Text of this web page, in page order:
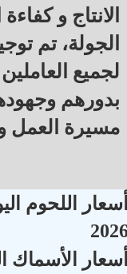
الانتاج و
الجولة، تم
لجميع
بدورهم
مسيرة العمل
الأسماك